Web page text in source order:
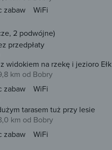
zabaw
WiFi
2 podwójne)
przedpłaty
widokiem na rzekę i jezioro Ełk
km od Bobry
zabaw WiFi
tarasem tuż przy lesie
km od Bobry
zabaw WiFi